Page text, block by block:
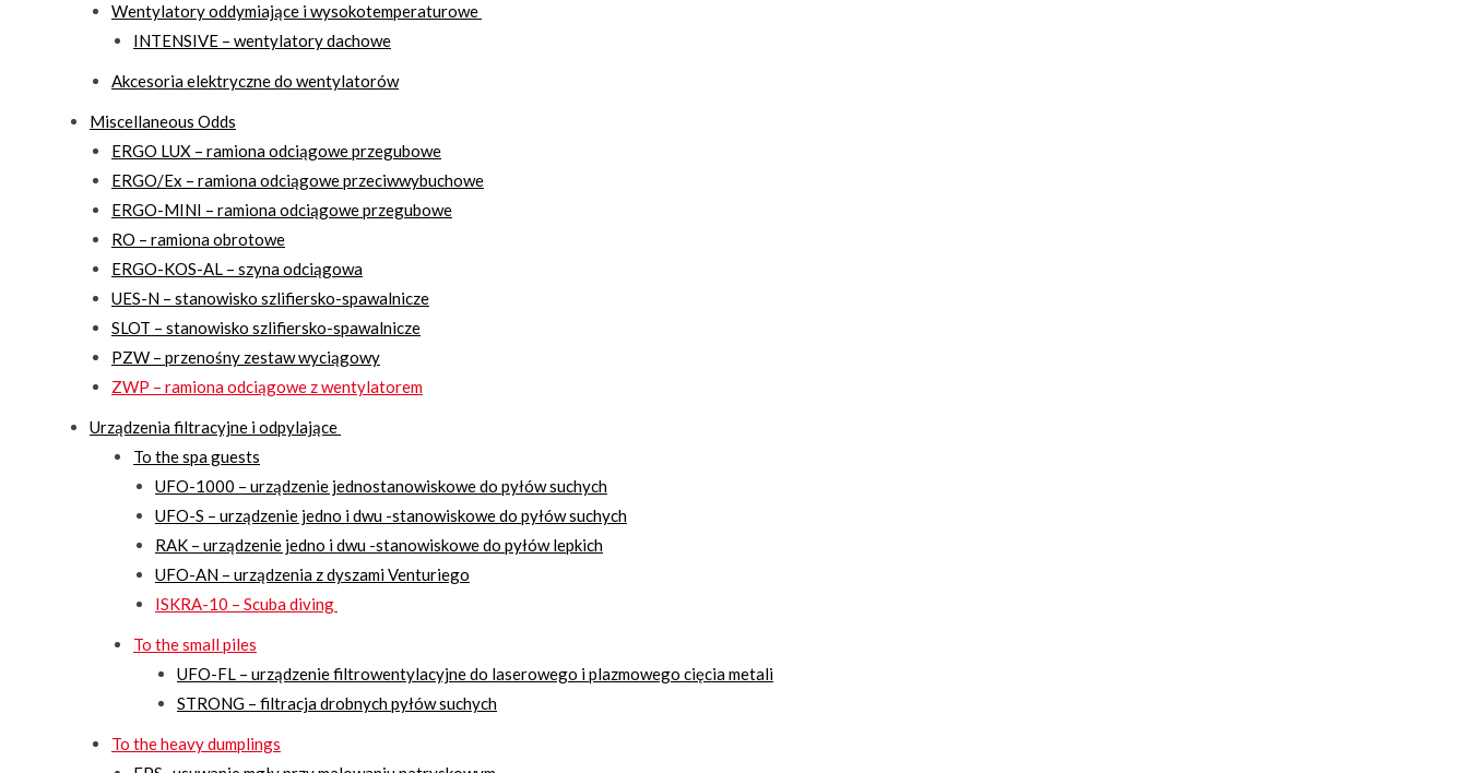
Wentylatory oddymiające i wysokotemperaturowe
INTENSIVE – wentylatory dachowe
Akcesoria elektryczne do wentylatorów
Miscellaneous Odds
ERGO LUX – ramiona odciągowe przegubowe
ERGO/Ex – ramiona odciągowe przeciwwybuchowe
ERGO-MINI – ramiona odciągowe przegubowe
RO – ramiona obrotowe
ERGO-KOS-AL – szyna odciągowa
UES-N – stanowisko szlifiersko-spawalnicze
SLOT – stanowisko szlifiersko-spawalnicze
PZW – przenośny zestaw wyciągowy
ZWP – ramiona odciągowe z wentylatorem
Urządzenia filtracyjne i odpylające
To the spa guests
UFO-1000 – urządzenie jednostanowiskowe do pyłów suchych
UFO-S – urządzenie jedno i dwu -stanowiskowe do pyłów suchych
RAK – urządzenie jedno i dwu -stanowiskowe do pyłów lepkich
UFO-AN – urządzenia z dyszami Venturiego
ISKRA-10 – Scuba diving
To the small piles
UFO-FL – urządzenie filtrowentylacyjne do laserowego i plazmowego cięcia metali
STRONG – filtracja drobnych pyłów suchych
To the heavy dumplings